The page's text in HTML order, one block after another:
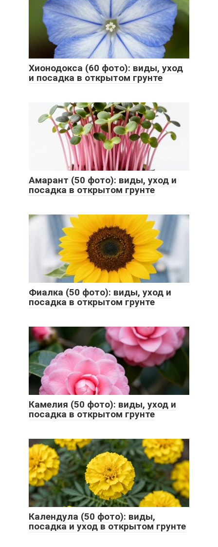
Хионодокса (60 фото): виды, уход
и посадка в открытом грунте
Амарант (50 фото): виды, уход и
посадка в открытом грунте
Фиалка (50 фото): виды, уход и
посадка в открытом грунте
Камелия (50 фото): виды, уход и
посадка в открытом грунте
Календула (50 фото): виды,
посадка и уход в открытом грунте